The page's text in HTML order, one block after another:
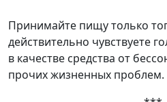
Принимайте пищу только
действительно чувствуете
в качестве средства от
прочих жизненных проблем.